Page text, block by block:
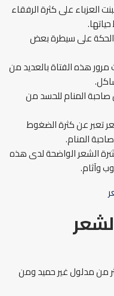
العزباء على كثرة الرفقاء
الحكة على سيطرة بعض
هذه الفتاة بالعديد من
المنام للحسد من
تعبر عن كثرة الضغوط
المنام.
الشعر الواضحة لدى هذه
وآثام.
من مدلول غير حميد ومن